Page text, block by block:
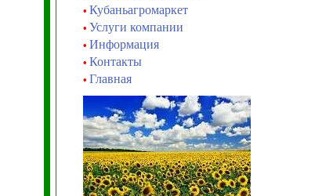
• Кубаньагромаркет
• Услуги компании
• Информация
• Контакты
• Главная